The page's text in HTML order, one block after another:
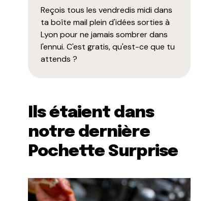
Reçois tous les vendredis midi dans
ta boîte mail plein d'idées sorties à
Lyon pour ne jamais sombrer dans
l'ennui. C'est gratis, qu'est-ce que tu
attends ?
Ils étaient dans
notre dernière
Pochette Surprise